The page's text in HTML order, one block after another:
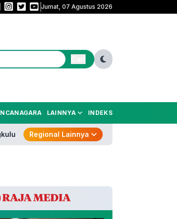
Adu Penalti! Persebaya Sah Juara Piala Presiden 2026
Jumat, 07 Agustus 2026
LAINNYA INDEKS
Regional Lainnya